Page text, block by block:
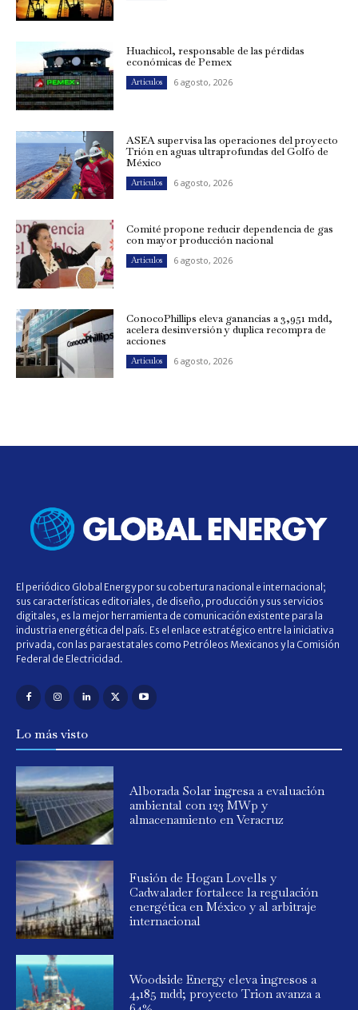
Huachicol, responsable de las pérdidas
económicas de Pemex
Artículos 6 agosto, 2026
ASEA supervisa las operaciones del proyecto
Trión en aguas ultraprofundas del Golfo de
México
Artículos 6 agosto, 2026
Comité propone reducir dependencia de gas
con mayor producción nacional
Artículos 6 agosto, 2026
ConocoPhillips eleva ganancias a 3,951 mdd,
acelera desinversión y duplica recompra de
acciones
Artículos 6 agosto, 2026
El periódico Global Energy por su cobertura nacional e internacional;
sus características editoriales, de diseño, producción y sus servicios
digitales, es la mejor herramienta de comunicación existente para la
industria energética del país. Es el enlace estratégico entre la iniciativa
privada, con las paraestatales como Petróleos Mexicanos y la Comisión
Federal de Electricidad.
Lo más visto
Alborada Solar ingresa a evaluación
ambiental con 123 MWp y
almacenamiento en Veracruz
Fusión de Hogan Lovells y
Cadwalader fortalece la regulación
energética en México y al arbitraje
internacional
Woodside Energy eleva ingresos a
4,185 mdd; proyecto Trion avanza a